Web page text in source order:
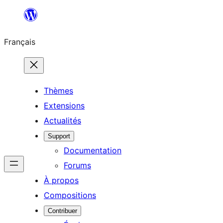
contenu
Français
Thèmes
Extensions
Actualités
Support
Documentation
Forums
À propos
Compositions
Contribuer